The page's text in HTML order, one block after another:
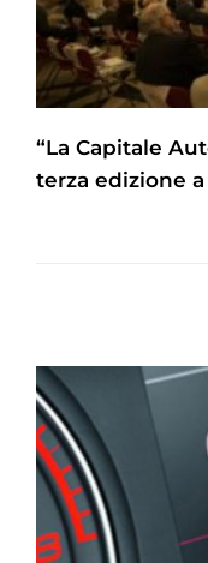
“La Capitale
terza edizione a